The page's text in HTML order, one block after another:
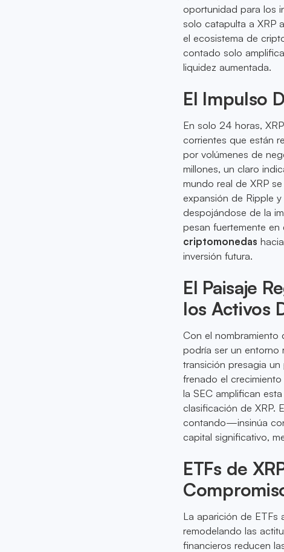
oportunidad para los
solo catapulta a XRP
el ecosistema de
contado solo
liquidez aumentada.
El Impulso
En solo 24 horas,
corrientes que están
por volúmenes de
millones, un claro
mundo real de XRP
expansión de Ripple
despojándose de la
pesan fuertemente en
criptomonedas
inversión futura.
El Paisaje
los Activos
Con el nombramiento
podría ser un entorno
transición presagia
frenado el
la SEC amplifican
clasificación de XRP.
contando—insinúa
capital significativo,
ETFs de
La aparición de ETFs
remodelando las
financieros reducen